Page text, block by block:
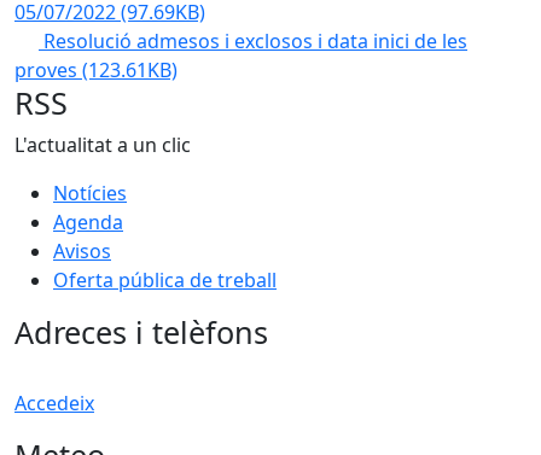
05/07/2022(97.69KB)
Resolució admesos i exclosos i data inici de les
proves (123.61KB)
RSS
L'actualitat a un clic
Notícies
Agenda
Avisos
Oferta pública de treball
Adreces i telèfons
Accedeix